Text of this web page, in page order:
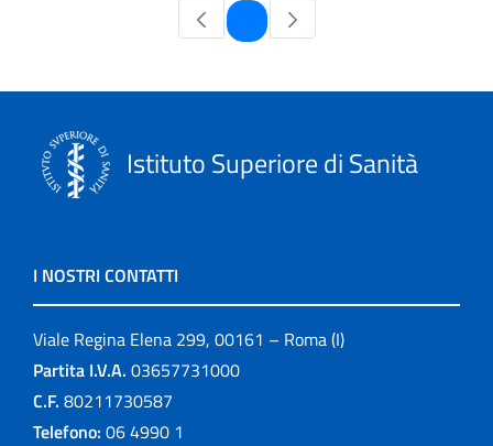
Pagina
Istituto Superiore di Sanità
I NOSTRI CONTATTI
Viale Regina Elena 299, 00161 – Roma (I)
Partita I.V.A. 03657731000
C.F. 80211730587
Telefono: 06 4990 1